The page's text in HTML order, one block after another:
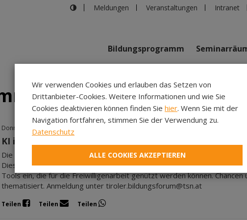
Meldungen Veranstaltungen Intranet
Bildungsprogramm
Donnerstag, 05.11.2026
KI in der Freiwilligenarbeit – Basiswissen & Tipps
Die Künstliche Intelligenz (KI) ist mittlerweile ein unverzichtbares
Dieses Seminar bietet eine solide Grundlage zum Verständnis und zur
Tools ein, die für die Freiwilligenarbeit genützt werden können.
thematisiert. Anmeldung unter tiroler.bildungsforum@tsn.at
Teilen Teilen Teilen
Wir verwenden Cookies und erlauben das Setzen von
Drittanbieter-Cookies. Weitere Informationen und wie Sie
Cookies deaktivieren können finden Sie hier. Wenn Sie mit der
Navigation fortfahren, stimmen Sie der Verwendung zu.
Datenschutz
ALLE COOKIES AKZEPTIEREN